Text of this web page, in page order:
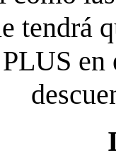
tendrá
en